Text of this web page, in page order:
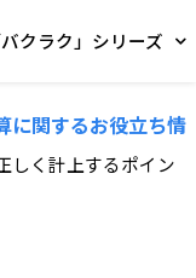
バクラク」シリーズ
に関するお役立ち情
しく計上するポイン